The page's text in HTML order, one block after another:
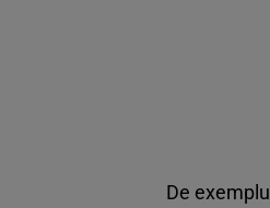
De